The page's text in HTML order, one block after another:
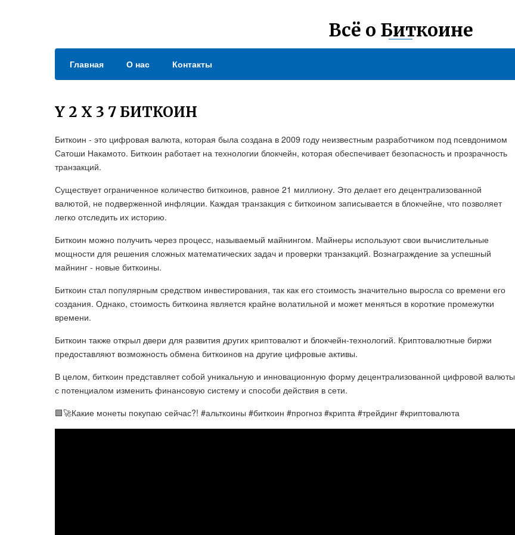
Всё о Биткоине
Главная О нас Контакты
Y 2 X 3 7 БИТКОИН
Биткоин - это цифровая валюта, которая была создана в 2009 году неизвестным разработчиком под псевдонимом
Сатоши Накамото. Биткоин работает на технологии блокчейн, которая обеспечивает безопасность и прозрачность
транзакций.
Существует ограниченное количество биткоинов, равное 21 миллиону. Это делает его децентрализованной
валютой, не подверженной инфляции. Каждая транзакция с биткоином записывается в блокчейне, что позволяет
легко отследить их историю.
Биткоин можно получить через процесс, называемый майнингом. Майнеры используют свои вычислительные
мощности для решения сложных математических задач и проверки транзакций. Вознаграждение за успешный
майнинг - новые биткоины.
Биткоин стал популярным средством инвестирования, так как его стоимость значительно выросла со времени его
создания. Однако, стоимость биткоина является крайне волатильной и может меняться в короткие промежутки
времени.
Биткоин также открыл двери для развития других криптовалют и блокчейн-технологий. Криптовалютные биржи
предоставляют возможность обмена биткоинов на другие цифровые активы.
В целом, биткоин представляет собой уникальную и инновационную форму децентрализованной цифровой валюты
с потенциалом изменить финансовую систему и способи действия в сети.
🟩🚀Какие монеты покупаю сейчас?! #альткоины #биткоин #прогноз #крипта #трейдинг #криптовалюта